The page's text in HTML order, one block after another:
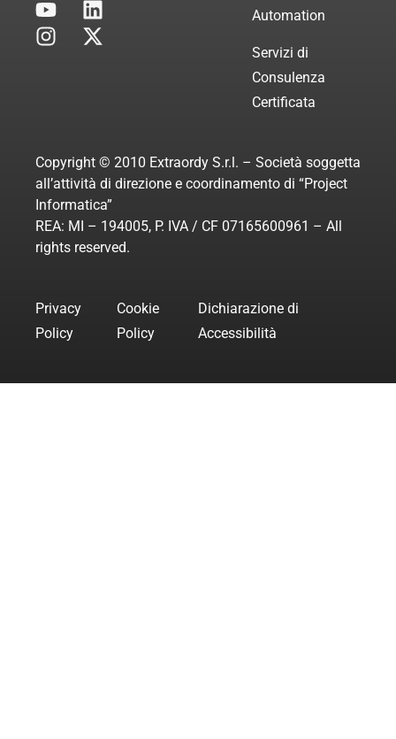
Automation
Servizi di
Consulenza
Certificata
Copyright © 2010 Extraordy S.r.l. – Società soggetta
all’attività di direzione e coordinamento di “Project
Informatica”
REA: MI – 194005, P. IVA / CF 07165600961 – All
rights reserved.
Privacy
Policy
Cookie
Policy
Dichiarazione di
Accessibilità